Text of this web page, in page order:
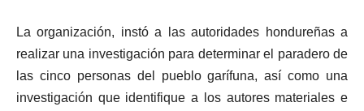
La organización, instó a las autoridades hondureñas a
realizar una investigación para determinar el paradero de
las cinco personas del pueblo garífuna, así como una
investigación que identifique a los autores materiales e